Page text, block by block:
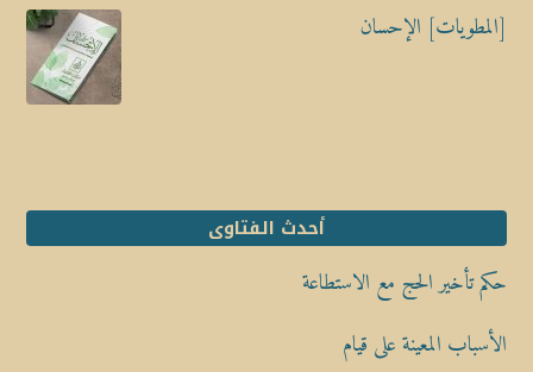
[المطويات] الإحسان
أحدث الفتاوى
حكم تأخير الحج مع الاستطاعة
الأسباب المعينة على قيام